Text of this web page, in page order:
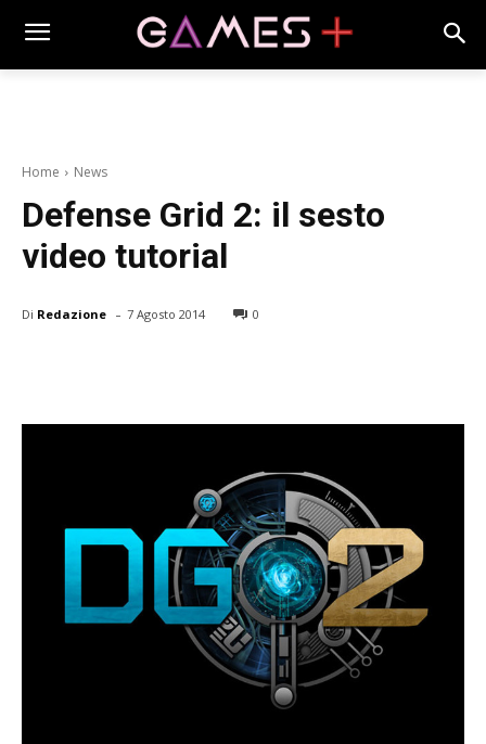
Home News
Defense Grid 2: il sesto
video tutorial
Di Redazione - 7 Agosto 2014 0